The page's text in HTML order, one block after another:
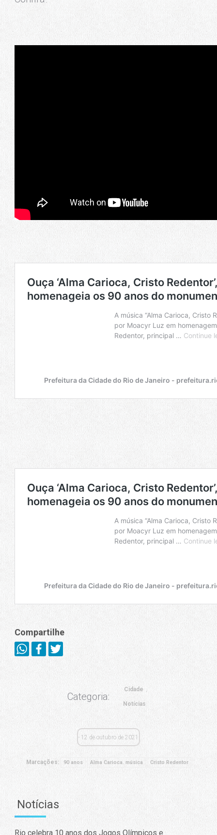
Compartilhe
Categoria:
Cidade
Notícias
12 de outubro de 2021
Marcações: 90 anos Alma Carioca. música Cristo Redentor
Notícias
Rio celebra 10 anos dos Jogos Olímpicos e